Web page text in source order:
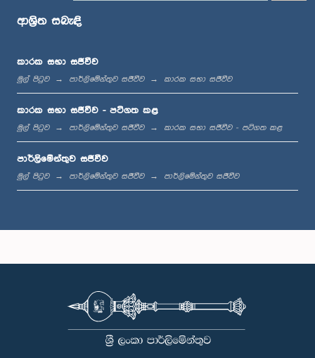
ප.ව. 12:11 - ප.ව. 12:24
ප.ව. 12:24 - ප.ව. 12:34
ප.ව. 1:07 - ප.ව. 1:18
ආශ්‍රිත සබැඳි
කාරක සභා සජීවීව
මුල් පිටුව පාර්ලිමේන්තුව සජීවීව කාරක සභා සජීවීව
කාරක සභා සජීවීව - පටිගත කළ
මුල් පිටුව පාර්ලිමේන්තුව සජීවීව කාරක සභා සජීවීව - පටිගත කළ
පාර්ලිමේන්තුව සජීවීව
මුල් පිටුව පාර්ලිමේන්තුව සජීවීව පාර්ලිමේන්තුව සජීවීව